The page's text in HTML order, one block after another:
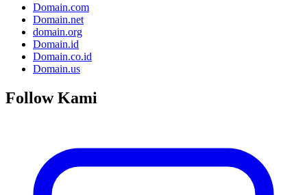
Domain.com
Domain.net
domain.org
Domain.id
Domain.co.id
Domain.us
Follow Kami